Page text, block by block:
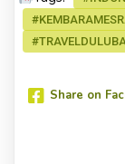
Share on